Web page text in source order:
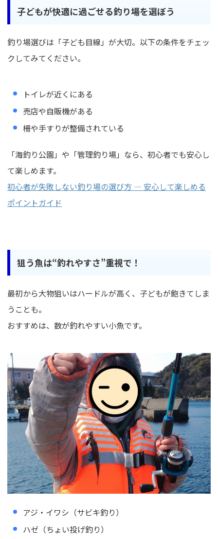
子どもが快適に過ごせる釣り場を選ぼう
釣り場選びは「子ども目線」が大切。以下の条件をチェッ
クしてみてください。
トイレが近くにある
売店や自販機がある
柵や手すりが整備されている
「海釣り公園」や「管理釣り場」なら、初心者でも安心し
て楽しめます。
初心者が失敗しない釣り場の選び方 — 安心して楽しめる
ポイントガイド
狙う魚は“釣れやすさ”重視で！
最初から大物狙いはハードルが高く、子どもが飽きてしま
うことも。
おすすめは、数が釣れやすい小魚です。
アジ・イワシ（サビキ釣り）
ハゼ（ちょい投げ釣り）